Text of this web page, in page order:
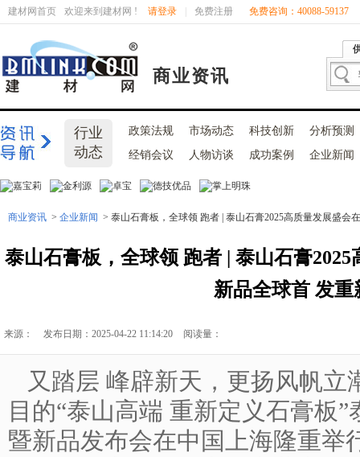
建材网首页 欢迎来到建材网 ! 请登录 免费注册 免费咨询：40088-59137
商业资讯
行业
动态
政策法规 市场动态 科技创新
分析预测
经销会议
人物访谈 成功案例 企业新闻
商业资讯 > 企业新闻 > 泰山石膏板，全球领 跑者 | 泰山石膏2025高质量发展盛会
泰山石膏板，全球领 跑者 | 泰山石膏
新品全球首 发
来源： 发布日期：2025-04-22 11:14:20 阅读量：
又踏层 峰辟新天，更扬风帆立
目的“泰山高端 重新定义石膏板
暨新品发布会在中国上海隆重举